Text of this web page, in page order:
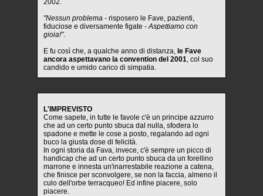
2002.
"Nessun problema - risposero le Fave, pazienti,
fiduciose e diversamente figate - Aspettiamo con
gioia!".
E fu così che, a qualche anno di distanza, le Fave
ancora aspettavano la convention del 2001, col suo
candido e umido carico di simpatia.
L'IMPREVISTO
Come sapete, in tutte le favole c'è un principe azzurro
che ad un certo punto sbuca dal nulla, sfodera lo
spadone e mette le cose a posto, regalando ad ogni
buco la giusta dose di felicità.
In ogni storia da Fava, invece, c'è sempre un picco di
handicap che ad un certo punto sbuca da un forellino
marrone e innesta un'inarrestabile reazione a catena,
che finisce per sconvolgere, se non la faccia, almeno il
culo dell'orbe terracqueo! Ed infine piacere, solo
piacere.